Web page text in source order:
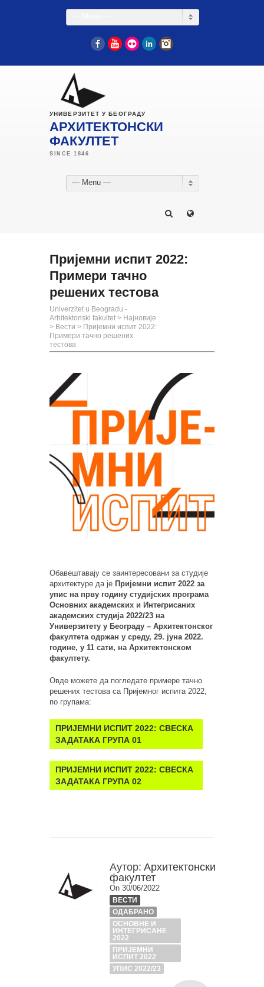
FacebookYouTube
Flickr LinkedIn
УНИВЕРЗИТЕТ У БЕОГРАДУ
АРХИТЕКТОНСКИ
ФАКУЛТЕТ
— Menu —
Пријемни испит 2022:
Примери тачно
решених тестова
Univerzitet u Beogradu -
Arhitektonski fakultet > Најновије
> Вести > Пријемни испит 2022:
Примери тачно решених
тестова
Обавештавају се заинтересовани за студије
архитектуре да је Пријемни испит 2022 за
упис на прву годину студијских програма
Основних академских и Интегрисаних
академских студија 2022/23 на
Универзитету у Београду – Архитектонског
факултета одржан у среду, 29. јуна 2022.
године, у 11 сати, на Архитектонском
факултету.
Овде можете да погледате примере тачно
решених тестова са Пријемног испита 2022,
по групама:
ПРИЈЕМНИ ИСПИТ 2022: СВЕСКА
ЗАДАТАКА ГРУПА 01
ПРИЈЕМНИ ИСПИТ 2022: СВЕСКА
ЗАДАТАКА ГРУПА 02
Аутор: Архитектонски
факултет
On 30/06/2022
ВЕСТИ
ОДАБРАНО
ОСНОВНЕ И
ИНТЕГРИСАНЕ
2022
ПРИЈЕМНИ
ИСПИТ 2022
УПИС 2022/23